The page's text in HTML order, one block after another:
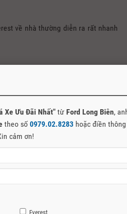
về nhà thường diễn ra rất nhanh
Xe Ưu Đãi Nhất" từ Ford Long Biên,
theo số 0979.02.8283 hoặc điền thông
cảm ơn!
Everest